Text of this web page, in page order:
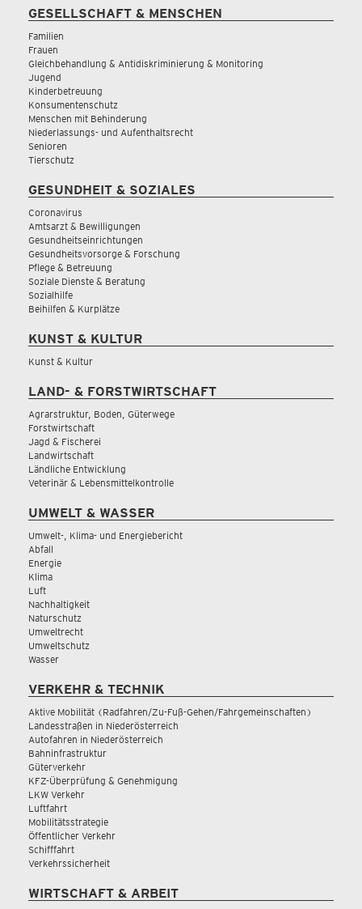
GESELLSCHAFT & MENSCHEN
Familien
Frauen
Gleichbehandlung & Antidiskriminierung & Monitoring
Jugend
Kinderbetreuung
Konsumentenschutz
Menschen mit Behinderung
Niederlassungs- und Aufenthaltsrecht
Senioren
Tierschutz
GESUNDHEIT & SOZIALES
Coronavirus
Amtsarzt & Bewilligungen
Gesundheitseinrichtungen
Gesundheitsvorsorge & Forschung
Pflege & Betreuung
Soziale Dienste & Beratung
Sozialhilfe
Beihilfen & Kurplätze
KUNST & KULTUR
Kunst & Kultur
LAND- & FORSTWIRTSCHAFT
Agrarstruktur, Boden, Güterwege
Forstwirtschaft
Jagd & Fischerei
Landwirtschaft
Ländliche Entwicklung
Veterinär & Lebensmittelkontrolle
UMWELT & WASSER
Umwelt-, Klima- und Energiebericht
Abfall
Energie
Klima
Luft
Nachhaltigkeit
Naturschutz
Umweltrecht
Umweltschutz
Wasser
VERKEHR & TECHNIK
Aktive Mobilität (Radfahren/Zu-Fuß-Gehen/Fahrgemeinschaften)
Landesstraßen in Niederösterreich
Autofahren in Niederösterreich
Bahninfrastruktur
Güterverkehr
KFZ-Überprüfung & Genehmigung
LKW Verkehr
Luftfahrt
Mobilitätsstrategie
Öffentlicher Verkehr
Schifffahrt
Verkehrssicherheit
WIRTSCHAFT & ARBEIT